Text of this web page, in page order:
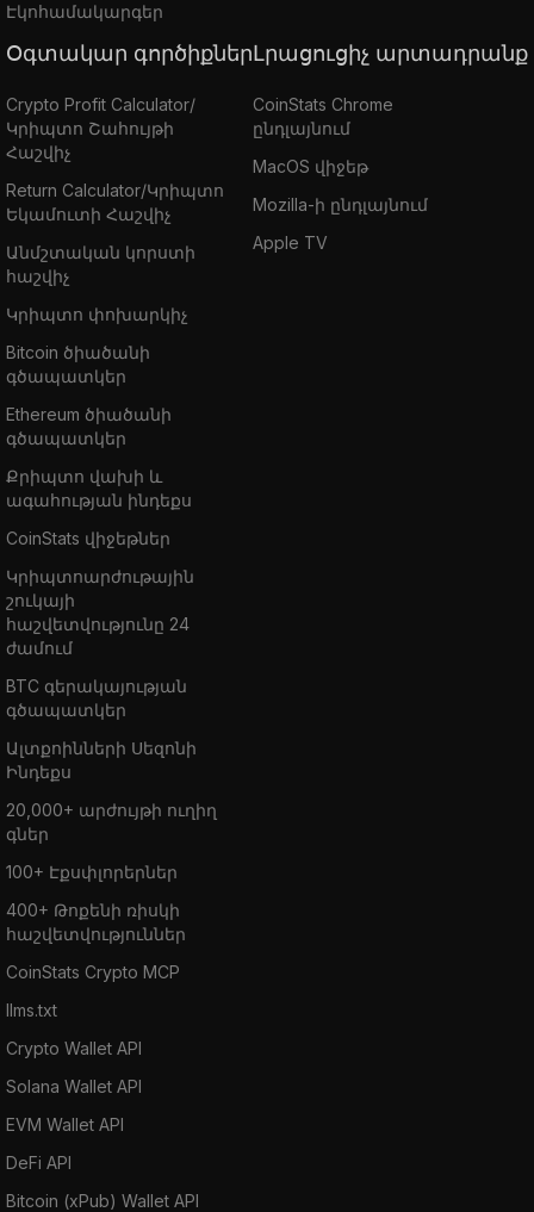
Էկոհամակարգեր
Օգտակար գործիքներ
Crypto Profit Calculator/
Կրիպտո Շահույթի
Հաշվիչ
Return Calculator/Կրիպտո
Եկամուտի Հաշվիչ
Անմշտական կորստի
հաշվիչ
Կրիպտո փոխարկիչ
Bitcoin ծիածանի
գծապատկեր
Ethereum ծիածանի
գծապատկեր
Քրիպտո վախի և
ագահության ինդեքս
CoinStats վիջեթներ
Կրիպտոարժութային
շուկայի
հաշվետվությունը 24
ժամում
BTC գերակայության
գծապատկեր
Ալտքոինների Սեզոնի
Ինդեքս
20,000+ արժույթի ուղիղ
գներ
100+ Էքսփլորերներ
400+ Թոքենի ռիսկի
հաշվետվություններ
CoinStats Crypto MCP
llms.txt
Crypto Wallet API
Solana Wallet API
EVM Wallet API
DeFi API
Bitcoin (xPub) Wallet API
Լրացուցիչ արտադրանք
CoinStats Chrome
ընդլայնում
MacOS վիջեթ
Mozilla-ի ընդլայնում
Apple TV